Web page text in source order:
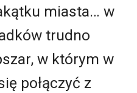
miasta… w
trudno
w którym w
połączyć z